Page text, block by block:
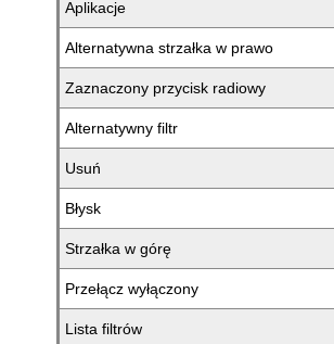
Aplikacje
Alternatywna strzałka w prawo
Zaznaczony przycisk radiowy
Alternatywny filtr
Usuń
Błysk
Strzałka w górę
Przełącz wyłączony
Lista filtrów